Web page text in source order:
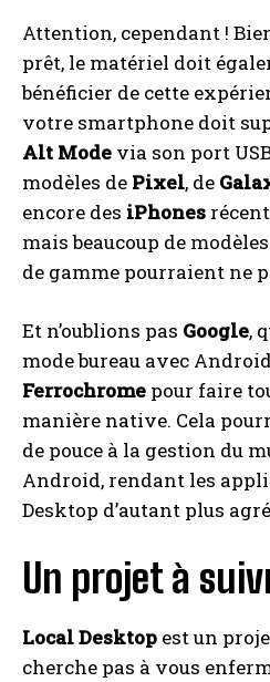
Attention, cependant !
prêt, le matériel doit
bénéficier de cette
votre smartphone doit
Alt Mode via son port
modèles de Pixel, de
encore des iPhones
mais beaucoup de
de gamme pourraient ne
Et n’oublions pas Google,
mode bureau avec
Ferrochrome pour faire
manière native. Cela
de pouce à la gestion du
Android, rendant les
Desktop d’autant plus
Un projet à
Local Desktop est un
cherche pas à vous